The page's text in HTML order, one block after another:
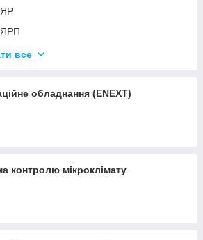
контакти
розчіплювачі
введення резерву
модульні
модульне
логічні контролери (ПЛК)
живлення
все
обладнання (ENEXT)
контролю мікроклімату